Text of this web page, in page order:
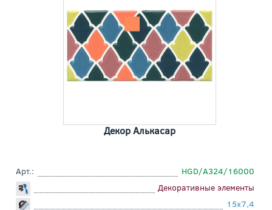
Декор Алькасар
Арт.:
HGD/A324/16000
Декоративные элементы
15x7,4